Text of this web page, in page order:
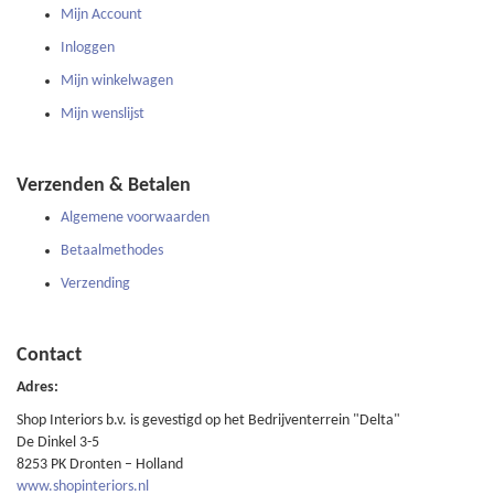
Mijn Account
Inloggen
Mijn winkelwagen
Mijn wenslijst
Verzenden & Betalen
Algemene voorwaarden
Betaalmethodes
Verzending
Contact
Adres:
Shop Interiors b.v. is gevestigd op het Bedrijventerrein "Delta"
De Dinkel 3-5
8253 PK Dronten – Holland
www.shopinteriors.nl